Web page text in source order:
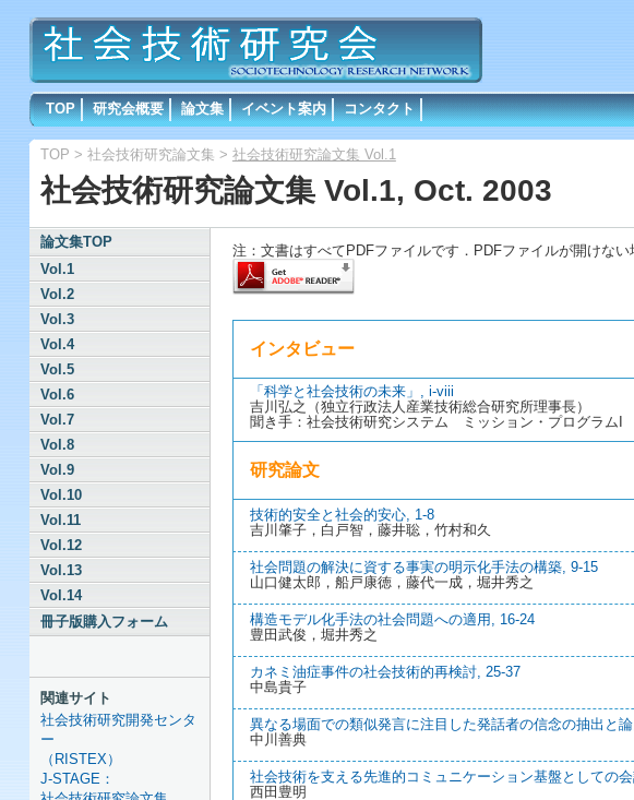
TOP 研究会概要 論文集 イベント案内 コンタクト
TOP > 社会技術研究論文集 > 社会技術研究論文集 Vol.1
社会技術研究論文集 Vol.1, Oct. 2003
論文集TOP
Vol.1
Vol.2
Vol.3
Vol.4
Vol.5
Vol.6
Vol.7
Vol.8
Vol.9
Vol.10
Vol.11
Vol.12
Vol.13
Vol.14
冊子版購入フォーム
関連サイト
社会技術研究開発センタ
ー
（RISTEX）
J-STAGE：
注：文書はすべてPDFファイルです．PDFファイルが開けな
インタビュー
「科学と社会技術の未来」, i-viii
吉川弘之（独立行政法人産業技術総合研究所理事長）
聞き手：社会技術研究システム ミッション・プログラ
研究論文
技術的安全と社会的安心, 1-8
吉川肇子，白戸智，藤井聡，竹村和久
社会問題の解決に資する事実の明示化手法の構築, 9-15
山口健太郎，船戸康徳，藤代一成，堀井秀之
構造モデル化手法の社会問題への適用, 16-24
豊田武俊，堀井秀之
カネミ油症事件の社会技術的再検討, 25-37
中島貴子
異なる場面での類似発言に注目した発話者の信念の抽出と
中川善典
社会技術を支える先進的コミュニケーション基盤としての
西田豊明